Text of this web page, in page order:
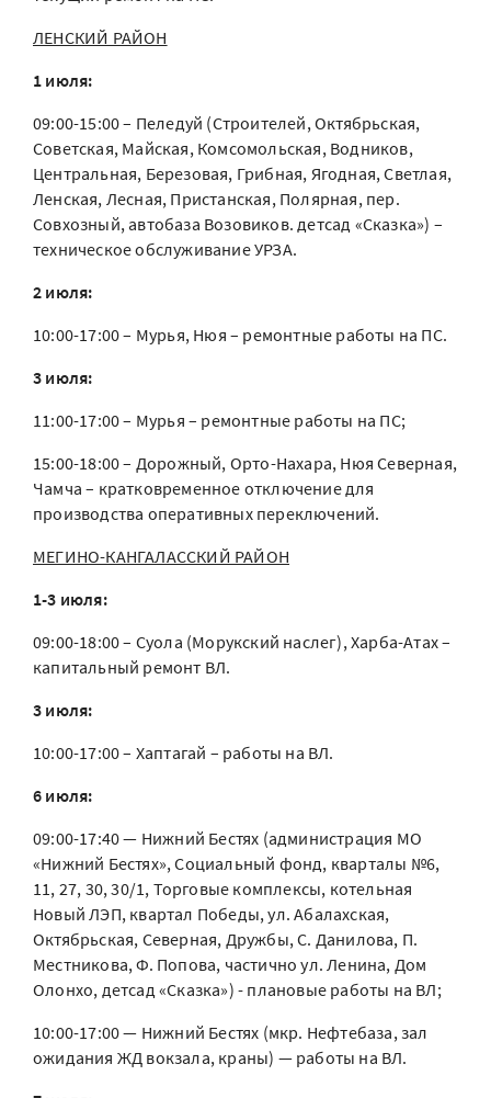
ЛЕНСКИЙ РАЙОН
1 июля:
09:00-15:00 – Пеледуй (Строителей, Октябрьская,
Советская, Майская, Комсомольская, Водников,
Центральная, Березовая, Грибная, Ягодная, Светлая,
Ленская, Лесная, Пристанская, Полярная, пер.
Совхозный, автобаза Возовиков. детсад «Сказка») –
техническое обслуживание УРЗА.
2 июля:
10:00-17:00 – Мурья, Нюя – ремонтные работы на ПС.
3 июля:
11:00-17:00 – Мурья – ремонтные работы на ПС;
15:00-18:00 – Дорожный, Орто-Нахара, Нюя Северная,
Чамча – кратковременное отключение для
производства оперативных переключений.
МЕГИНО-КАНГАЛАССКИЙ РАЙОН
1-3 июля:
09:00-18:00 – Суола (Морукский наслег), Харба-Атах –
капитальный ремонт ВЛ.
3 июля:
10:00-17:00 – Хаптагай – работы на ВЛ.
6 июля:
09:00-17:40 — Нижний Бестях (администрация МО
«Нижний Бестях», Социальный фонд, кварталы №6,
11, 27, 30, 30/1, Торговые комплексы, котельная
Новый ЛЭП, квартал Победы, ул. Абалахская,
Октябрьская, Северная, Дружбы, С. Данилова, П.
Местникова, Ф. Попова, частично ул. Ленина, Дом
Олонхо, детсад «Сказка») - плановые работы на ВЛ;
10:00-17:00 — Нижний Бестях (мкр. Нефтебаза, зал
ожидания ЖД вокзала, краны) — работы на ВЛ.